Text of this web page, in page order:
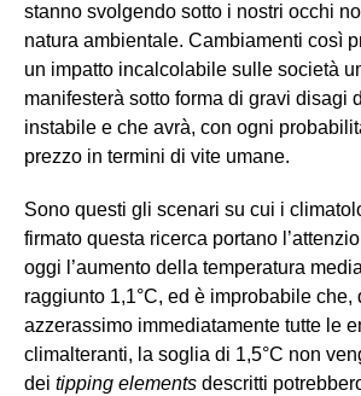
stanno svolgendo sotto i nostri occhi
natura ambientale. Cambiamenti così
un impatto incalcolabile sulle società
manifesterà sotto forma di gravi disagi
instabile e che avrà, con ogni
prezzo in termini di vite umane.
Sono questi gli scenari su cui i
firmato questa ricerca portano
oggi l’aumento della temperatura
raggiunto 1,1°C, ed è improbabile che,
azzerassimo immediatamente tutte le
climalteranti, la soglia di 1,5°C non
dei tipping elements descritti